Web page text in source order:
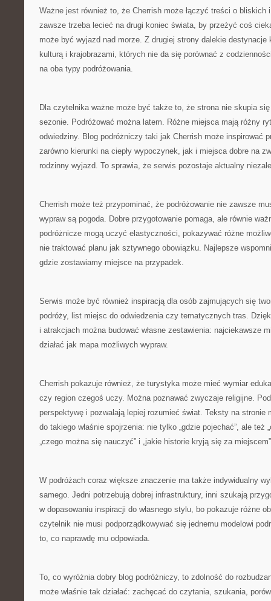
Ważne jest również to, że Cherrish może łączyć treści o bliskich
zawsze trzeba lecieć na drugi koniec świata, by przeżyć coś
może być wyjazd nad morze. Z drugiej strony dalekie destynacje
kulturą i krajobrazami, których nie da się porównać z
na oba typy podróżowania.
Dla czytelnika ważne może być także to, że strona nie skupia się
sezonie. Podróżować można latem. Różne miejsca mają różny
odwiedziny. Blog podróżniczy taki jak Cherrish może inspirować
zarówno kierunki na ciepły wypoczynek, jak i miejsca dobre na
rodzinny wyjazd. To sprawia, że serwis pozostaje aktualny
Cherrish może też przypominać, że podróżowanie nie zawsze
wypraw są pogoda. Dobre przygotowanie pomaga, ale równie
podróżnicze mogą uczyć elastyczności, pokazywać różne
nie traktować planu jak sztywnego obowiązku. Najlepsze
gdzie zostawiamy miejsce na przypadek.
Serwis może być również inspiracją dla osób zajmujących się
podróży, list miejsc do odwiedzenia czy tematycznych tras.
i atrakcjach można budować własne zestawienia: najciekawsze
działać jak mapa możliwych wypraw.
Cherrish pokazuje również, że turystyka może mieć wymiar
czy region czegoś uczy. Można poznawać zwyczaje religijne.
perspektywę i pozwalają lepiej rozumieć świat. Teksty na stronie
do takiego właśnie spojrzenia: nie tylko „gdzie pojechać”, ale też
„czego można się nauczyć” i „jakie historie kryją się za
W podróżach coraz większe znaczenie ma także indywidualny
samego. Jedni potrzebują dobrej infrastruktury, inni szukają
w dopasowaniu inspiracji do własnego stylu, bo pokazuje różne
czytelnik nie musi podporządkowywać się jednemu modelowi
to, co naprawdę mu odpowiada.
To, co wyróżnia dobry blog podróżniczy, to zdolność do
może właśnie tak działać: zachęcać do czytania, szukania,